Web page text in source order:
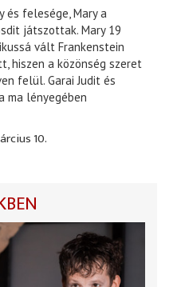
és felesége, Mary a
játszottak. Mary 19
vált Frankenstein
hiszen a közönség szeret
felül. Garai Judit és
ma lényegében
10.